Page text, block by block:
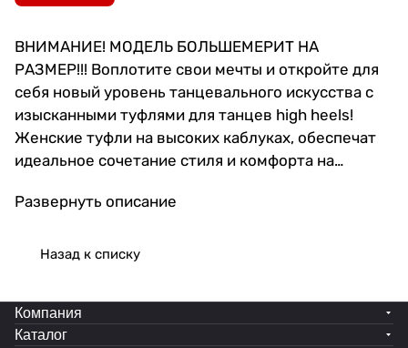
ВНИМАНИЕ! МОДЕЛЬ БОЛЬШЕМЕРИТ НА
РАЗМЕР!!! Воплотите свои мечты и откройте для
себя новый уровень танцевального искусства с
изысканными туфлями для танцев high heels!
Женские туфли на высоких каблуках, обеспечат
идеальное сочетание стиля и комфорта на
неотъемлемой частью вашего вечернего образа и
движении. Выполненные из качественных
тренировках. Прочные и устойчивые каблуки
надежно поддержат ваши ноги, позволяя
Развернуть описание
Назад к списку
Компания
Каталог